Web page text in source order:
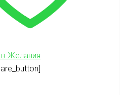
Желания